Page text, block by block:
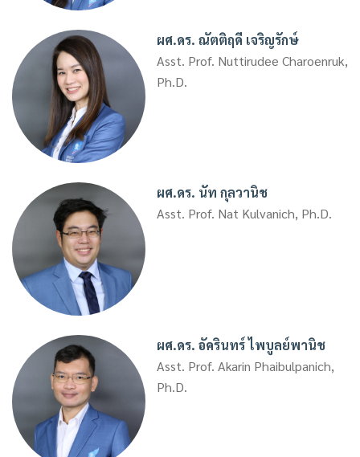
ผศ.ดร. ณัตติฤดี เจริญรักษ์
Asst. Prof. Nuttirudee Charoenruk,
Ph.D.
ผศ.ดร. นัท กุลวานิช
Asst. Prof. Nat Kulvanich, Ph.D.
ผศ.ดร. อัครินทร์ ไพบูลย์พานิช
Asst. Prof. Akarin Phaibulpanich,
Ph.D.